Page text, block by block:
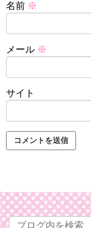
名前 ※
メール ※
サイト